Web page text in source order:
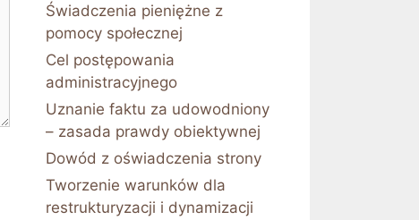
Świadczenia pieniężne z
pomocy społecznej
Cel postępowania
administracyjnego
Uznanie faktu za udowodniony
– zasada prawdy obiektywnej
Dowód z oświadczenia strony
Tworzenie warunków dla
restrukturyzacji i dynamizacji